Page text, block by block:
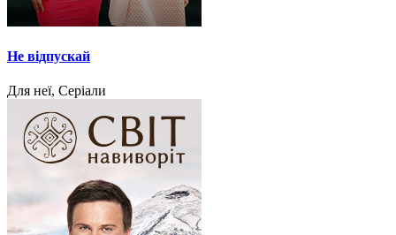
Не відпускай
Для неї, Серіали